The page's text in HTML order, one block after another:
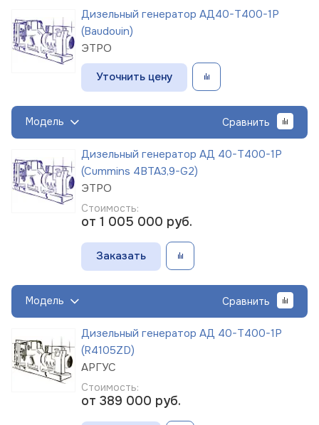
Дизельный генератор АД40-Т400-1Р
(Baudouin)
ЭТРО
Уточнить цену
Модель Сравнить
Дизельный генератор АД 40-Т400-1Р
(Cummins 4BTA3,9-G2)
ЭТРО
Стоимость:
от 1 005 000 руб.
Заказать
Модель Сравнить
Дизельный генератор АД 40-Т400-1Р
(R4105ZD)
АРГУС
Стоимость:
от 389 000 руб.